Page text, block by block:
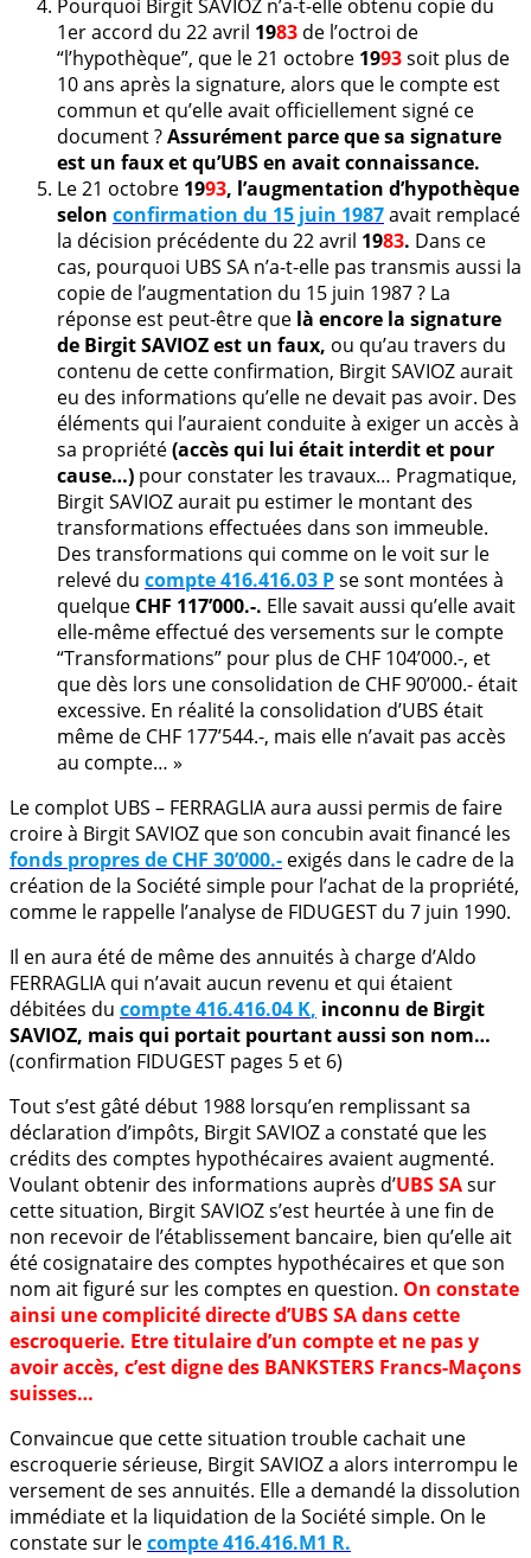
Pourquoi Birgit SAVIOZ n’a-t-elle obtenu copie du
1er accord du 22 avril 1983 de l’octroi de
“l’hypothèque”, que le 21 octobre 1993soit plus de
10 ans après la signature, alors que le compte est
commun et qu’elle avait officiellement signé ce
document ?Assurément parce que sa signature
est un faux et qu’UBS en avait connaissance.
Le 21 octobre 1993, l’augmentation d’hypothèque
selon confirmation du 15 juin 1987avait remplacé
la décision précédente du 22 avril 1983. Dans ce
cas, pourquoi UBS SA n’a-t-elle pas transmis aussi la
copie de l’augmentation du 15 juin 1987 ? La
réponse est peut-être que là encore la signature
de Birgit SAVIOZ est un faux, ou qu’au travers du
contenu de cette confirmation, Birgit SAVIOZ aurait
eu des informations qu’elle ne devait pas avoir. Des
éléments qui l’auraient conduite à exiger un accès à
sa propriété(accès qui lui était interdit et pour
cause…) pour constater les travaux… Pragmatique,
Birgit SAVIOZ aurait pu estimer le montant des
transformations effectuées dans son immeuble.
Des transformations qui comme on le voit sur le
relevé du compte 416.416.03 Pse sont montées à
quelque CHF 117’000.-. Elle savait aussi qu’elle avait
elle-même effectué des versements sur le compte
“Transformations” pour plus de CHF 104’000.-, et
que dès lors une consolidation de CHF 90’000.- était
excessive. En réalité la consolidation d’UBS était
même de CHF 177’544.-, mais elle n’avait pas accès
au compte… »
Le complot UBS – FERRAGLIA aura aussi permis de faire
croire à Birgit SAVIOZ que son concubin avait financé les
fonds propres de CHF 30’000.- exigés dans le cadre de la
création de la Société simple pour l’achat de la propriété,
comme le rappelle l’analyse de FIDUGEST du 7 juin 1990.
Il en aura été de même des annuités à charge d’Aldo
FERRAGLIA qui n’avait aucun revenu et qui étaient
débitées du compte 416.416.04 K, inconnu de Birgit
SAVIOZ, mais qui portait pourtant aussi son nom…
(confirmation FIDUGEST pages 5 et 6)
Tout s’est gâté début 1988 lorsqu’en remplissant sa
déclaration d’impôts, Birgit SAVIOZ a constaté que les
crédits des comptes hypothécaires avaient augmenté.
Voulant obtenir des informations auprès d’UBS SAsur
cette situation, Birgit SAVIOZ s’est heurtée à une fin de
non recevoir de l’établissement bancaire, bien qu’elle ait
été cosignataire des comptes hypothécaires et que son
nom ait figuré sur les comptes en question. On constate
ainsi une complicité directe d’UBS SA dans cette
escroquerie. Etre titulaire d’un compte et ne pas y
avoir accès, c’est digne des BANKSTERS Francs-Maçons
suisses…
Convaincue que cette situation trouble cachait une
escroquerie sérieuse, Birgit SAVIOZ a alors interrompu le
versement de ses annuités. Elle a demandé la dissolution
immédiate et la liquidation de la Société simple. On le
constate sur lecompte 416.416.M1 R.